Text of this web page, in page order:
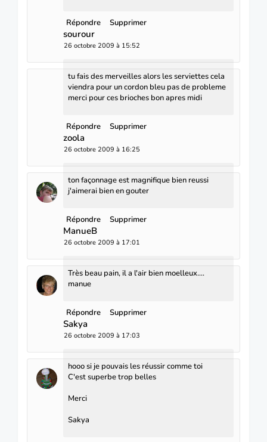
Répondre Supprimer
sourour
26 octobre 2009 à 15:52
tu fais des merveilles alors les serviettes cela
viendra pour un cordon bleu pas de probleme
merci pour ces brioches bon apres midi
Répondre Supprimer
zoola
26 octobre 2009 à 16:25
ton façonnage est magnifique bien reussi
j'aimerai bien en gouter
Répondre Supprimer
ManueB
26 octobre 2009 à 17:01
Très beau pain, il a l'air bien moelleux....
manue
Répondre Supprimer
Sakya
26 octobre 2009 à 17:03
hooo si je pouvais les réussir comme toi
C'est superbe trop belles
Merci
Sakya